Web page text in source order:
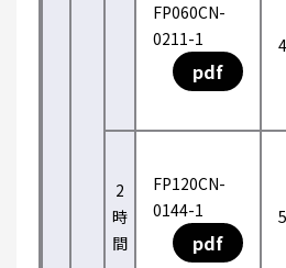
FP060CN-
0211-1
pdf
2
時
間
FP120CN-
0144-1
pdf